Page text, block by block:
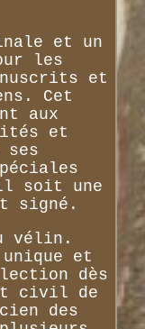
et un
les
et
Cet
aux
et
ses
soit une
signé.
vélin.
et
dès
civil de
des